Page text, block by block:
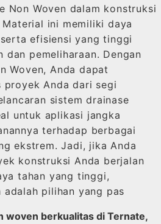
Non Woven dalam konstruksi
ini memiliki daya
efisiensi yang tinggi
dan pemeliharaan. Dengan
Woven, Anda dapat
proyek Anda dari segi
sistem drainase
untuk aplikasi jangka
terhadap berbagai
ekstrem. Jadi, jika Anda
konstruksi Anda berjalan
tahan yang tinggi,
adalah pilihan yang pas
woven berkualitas di Ternate,